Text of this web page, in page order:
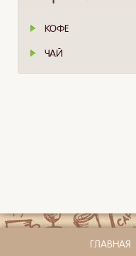
КОФЕ
ЧАЙ
ГЛАВНАЯ